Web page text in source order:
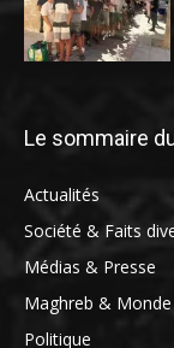
Le sommaire
Actualités
Société & Faits
Médias & Presse
Maghreb & Monde
Politique